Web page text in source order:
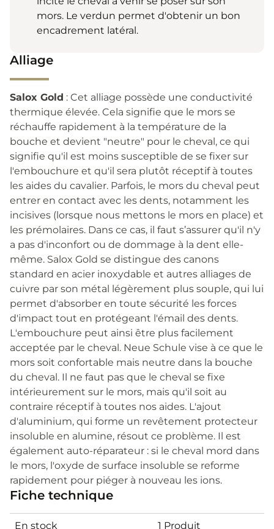
mors. Le verdun permet d'obtenir un bon
encadrement latéral.
Alliage
Salox Gold : Cet alliage possède une conductivité
thermique élevée. Cela signifie que le mors se
réchauffe rapidement à la température de la
bouche et devient "neutre" pour le cheval, ce qui
signifie qu'il est moins susceptible de se fixer sur
l'embouchure et qu'il sera plutôt réceptif à toutes
les aides du cavalier. Parfois, le mors du cheval peut
entrer en contact avec les dents, notamment les
incisives (lorsque nous mettons le mors en place) et
les prémolaires. Dans ce cas, il faut s’assurer qu'il n'y
a pas d'inconfort ou de dommage à la dent elle-
même. Salox Gold se distingue des canons
standard en acier inoxydable et autres alliages de
cuivre par son métal légèrement plus souple, qui lui
permet d'absorber en toute sécurité les forces
d'impact tout en protégeant l'émail des dents.
L'embouchure peut ainsi être plus facilement
acceptée par le cheval. Neue Schule vise à ce que le
mors soit confortable mais neutre dans la bouche
du cheval. Il ne faut pas que le cheval se fixe
intérieurement sur le mors, mais qu'il soit au
contraire réceptif à toutes nos aides. L'ajout
d'aluminium, qui forme un revêtement protecteur
insoluble en alumine, résout ce problème. Il est
également auto-réparateur : si le cheval mord dans
le mors, l'oxyde de surface insoluble se reforme
rapidement pour piéger à nouveau les ions.
Fiche technique
En stock 1 Produit